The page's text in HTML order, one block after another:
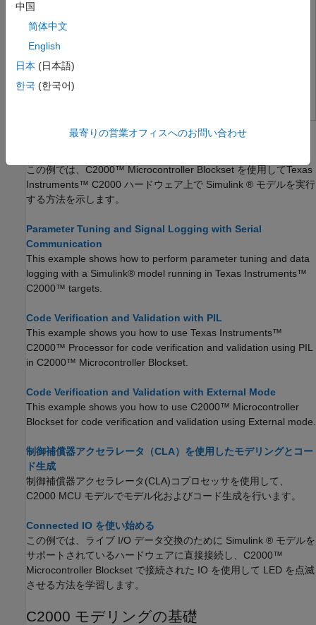
Supported Texas Instruments C2000 Processors
Texas Instruments C2000 プロセッサでサポートされている
サードパーティ製ツール
c2000setup
チュートリアル
この例では、C2000™ Microcontroller Blockset を使用してTexas
Instruments™ C2000 ハードウェア上で Simulink ® モデルを実行
する方法を示します。
Parameter Tuning and Signal Logging with Serial
Communication
This example shows how to perform parameter tuning and data
logging with a Simulink® model running in Texas Instruments™
C2000™ targets.
Code Verification and Validation with PIL
This example shows you how to use Texas Instruments™
C2000™ Processor for code verification and validation using PIL
in C2000™ Microcontroller Blockset.
Code Verification and Validation with External Mode
This example shows you how to use C2000™ Microcontroller
Blockset for code verification and validation using External mode.
制御補償器アクセラレータ（CLA）を使用したモデリングとコー
ド生成
制御補償器アクセラレータ(CLA)コプロセッサを使用して、
C2000 MCU モデルでモデル化およびコード生成を行います。
Connected IO を使い始める
この例では、ライブ I/O データ交換のために Simulink ® モデルを
サポートされているハードウェアに直接接続し、C2000™
Microcontroller Blockset で接続された IO を使用して LED を点滅
させる方法を学習します。
C2000 モデリングの基礎
中国
简体中文
English
日本 (日本語)
한국 (한국어)
最寄りの営業オフィスへのお問い合わせ